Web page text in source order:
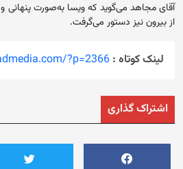
آقای مجاهد می‌گوید که ویسا به‌صورت پنهانی و
از بیرون نیز دستور می‌گرفت.
لینک کوتاه : ?p=2366
اشتراک گذاری